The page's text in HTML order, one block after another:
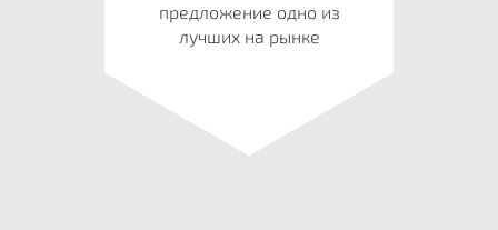
предложение одно из
лучших на рынке